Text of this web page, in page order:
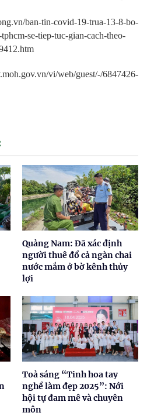
ban-tin-covid-19-trua-13-8-bo-
se-tiep-tuc-gian-cach-theo-
vi/web/guest/-/6847426-
Quảng Nam: Đã xác định
người thuê đổ cả ngàn chai
nước mắm ở bờ kênh thủy
lợi
Toả sáng “Tinh hoa tay
nghề làm đẹp 2025”: Nới
hội tự đam mê và chuyên
môn